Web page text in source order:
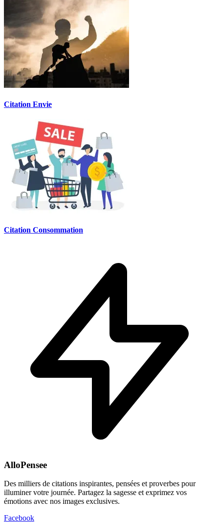
Citation Envie
Citation Consommation
AlloPensee
Des milliers de citations inspirantes, pensées et proverbes pour
illuminer votre journée. Partagez la sagesse et exprimez vos
émotions avec nos images exclusives.
Facebook